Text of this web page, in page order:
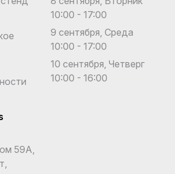
10:00 - 17:00
9 сентября, Среда
10:00 - 17:00
10 сентября, Четверг
10:00 - 16:00
59А,